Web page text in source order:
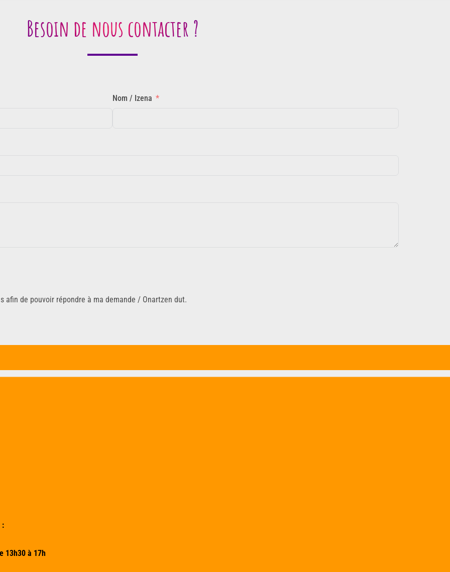
Besoin de nous contacter ?
Nom / Izena
de pouvoir répondre à ma demande / Onartzen dut.
:
13h30 à 17h